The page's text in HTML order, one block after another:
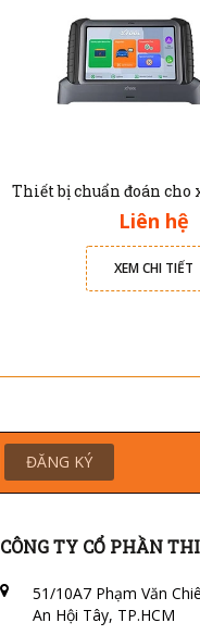
Liên hệ
XEM CHI TIẾT
ĐĂNG KÝ
CÔNG TY CỔ PHẦN
51/10A7 Phạm Văn
An Hội Tây, TP.HCM